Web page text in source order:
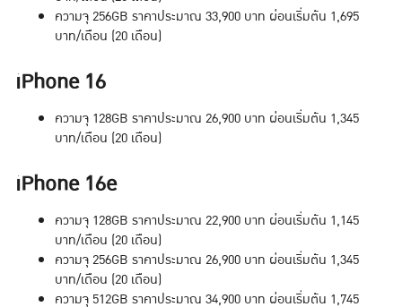
ความจุ 256GB ราคาประมาณ 33,900 บาท ผ่อนเริ่มต้น 1,695
บาท/เดือน (20 เดือน)
iPhone 16
ความจุ 128GB ราคาประมาณ 26,900 บาท ผ่อนเริ่มต้น 1,345
บาท/เดือน (20 เดือน)
iPhone 16e
ความจุ 128GB ราคาประมาณ 22,900 บาท ผ่อนเริ่มต้น 1,145
บาท/เดือน (20 เดือน)
ความจุ 256GB ราคาประมาณ 26,900 บาท ผ่อนเริ่มต้น 1,345
บาท/เดือน (20 เดือน)
ความจุ 512GB ราคาประมาณ 34,900 บาท ผ่อนเริ่มต้น 1,745